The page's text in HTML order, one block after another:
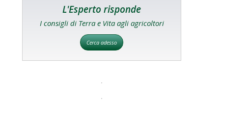
L'Esperto risponde
I consigli di Terra e Vita agli agricoltori
Cerca adesso